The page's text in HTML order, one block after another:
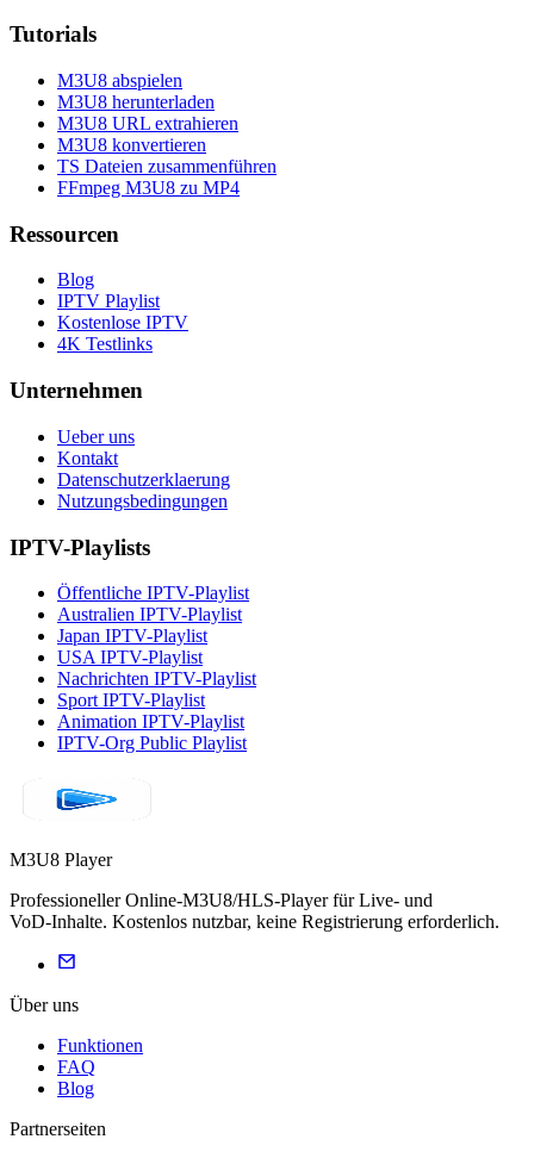
Tutorials
M3U8 abspielen
M3U8 herunterladen
M3U8 URL extrahieren
M3U8 konvertieren
TS Dateien zusammenführen
FFmpeg M3U8 zu MP4
Ressourcen
Blog
IPTV Playlist
Kostenlose IPTV
4K Testlinks
Unternehmen
Ueber uns
Kontakt
Datenschutzerklaerung
Nutzungsbedingungen
IPTV-Playlists
Öffentliche IPTV-Playlist
Australien IPTV-Playlist
Japan IPTV-Playlist
USA IPTV-Playlist
Nachrichten IPTV-Playlist
Sport IPTV-Playlist
Animation IPTV-Playlist
IPTV-Org Public Playlist
M3U8 Player
Professioneller Online‑M3U8/HLS‑Player für Live‑ und
VoD‑Inhalte. Kostenlos nutzbar, keine Registrierung erforderlich.
Über uns
Funktionen
FAQ
Blog
Partnerseiten